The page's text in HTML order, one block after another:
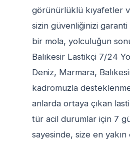
görünürlüklü kıyafetler
sizin güvenliğinizi garanti
bir mola, yolculuğun
Balıkesir Lastikçi 7/24
Deniz, Marmara,
kadromuzla
anlarda ortaya çıkan
tür acil durumlar için 7
sayesinde, size en